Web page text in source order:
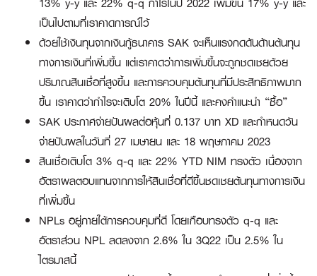
เป็นไปตามที่เราคาดการณ์ไว้
ด้วยใช้เงินทุนจากเงินกู้ธนาคาร SAK จะเห็นแรงกดดันด้านต้นทุน
ทางการเงินที่เพิ่มขึ้น แต่เราคาดว่าการเพิ่มขึ้นจะถูกชดเชยด้วย
ปริมาณสินเชื่อที่สูงขึ้น และการควบคุมต้นทุนที่มีประสิทธิภาพมาก
ขึ้น เราคาดว่ากำไรจะเติบโต 20% ในปีนี้ และคงคำแนะนำ “ซื้อ”
SAK ประกาศจ่ายปันผลต่อหุ้นที่ 0.137 บาท XD และกำหนดวัน
จ่ายปันผลในวันที่ 27 เมษายน และ 18 พฤษภาคม 2023
สินเชื่อเติบโต 3% q-q และ 22% YTD NIM ทรงตัว เนื่องจาก
อัตราผลตอบแทนจากการให้สินเชื่อที่ดีขึ้นชดเชยต้นทุนทางการเงิน
ที่เพิ่มขึ้น
NPLs อยู่ภายใต้การควบคุมที่ดี โดยเกือบทรงตัว q-q และ
อัตราส่วน NPL ลดลงจาก 2.6% ใน 3Q22 เป็น 2.5% ใน
ไตรมาสนี้